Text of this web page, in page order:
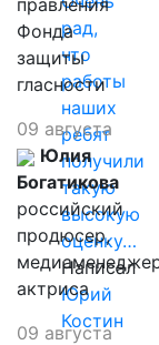
рад,
что
работы
наших
ребят
получили
такую
высокую
оценку…
Написал
Юрий
Костин
правления
Фонда
защиты
гласности
09 августа
Юлия
Богатикова
российский
продюсер,
актриса
09 августа